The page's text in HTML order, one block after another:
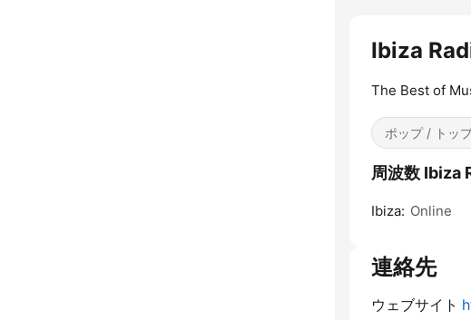
Ibiza
The Best of
ポップ / トッ
周波数 Ibiza
Ibiza: Online
連絡先
ウェブサイト